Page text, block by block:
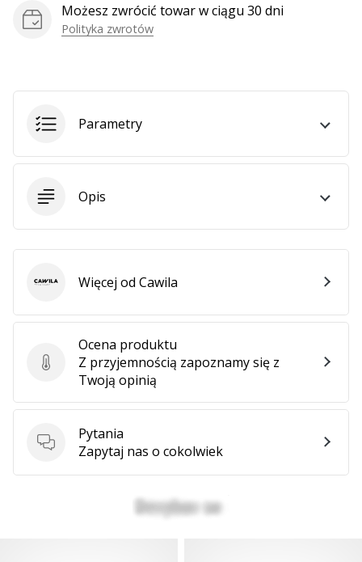
Możesz zwrócić towar w ciągu 30 dni
Polityka zwrotów
Parametry
Opis
Ocena produktu
Ocena produktu
Z przyjemnością zapoznamy się z
Twoją opinią
Pytania
Pytania
Zapytaj nas o cokolwiek
CawilaWięcej od Cawila